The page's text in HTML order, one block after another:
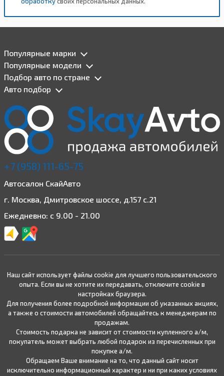
Популярные марки
Популярные модели
Подбор авто по стране
Авто подбор
+7 (958) 111-65-75
Автосалон СкайАвто
г. Москва, Дмитровское шоссе, д.157 с.21
Ежедневно: с 9.00 - 21.00
Наш сайт использует файлы cookie для лучшего пользовательского
опыта. Если вы не хотите их передавать, отключите cookie в
настройках браузера.
Для получения более подробной информации об указанных акциях,
а также о стоимости автомобилей обращайтесь к менеджерам по
продажам.
Стоимость подарка не зависит от стоимости купленного а/м,
покупатель может выбрать любой подарок из перечисленных при
покупке а/м.
Обращаем Ваше внимание на то, что данный сайт носит
исключительно информационный характер и ни при каких условиях